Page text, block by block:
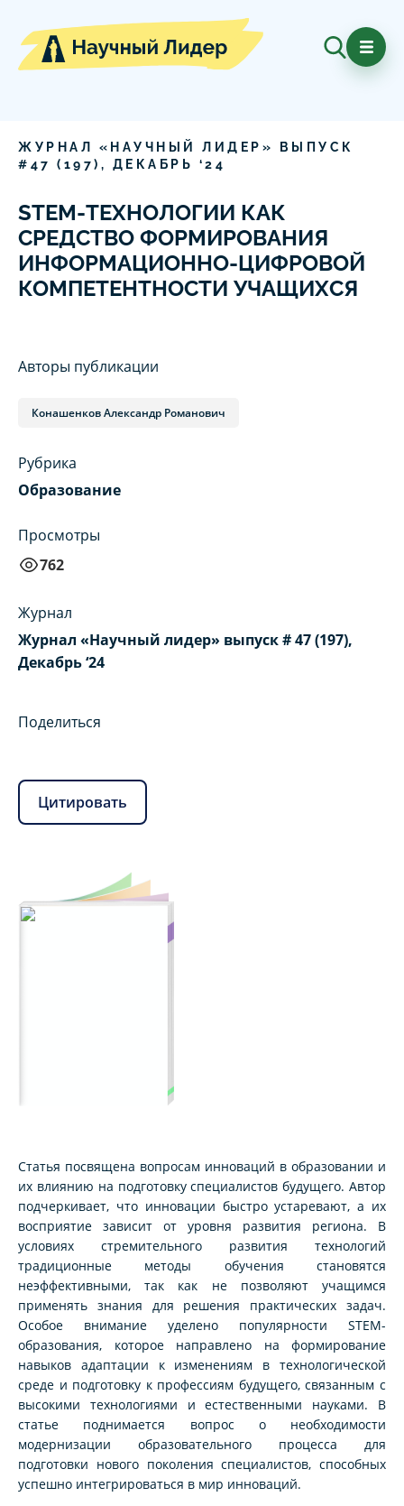
ЖУРНАЛ «НАУЧНЫЙ ЛИДЕР» ВЫПУСК
# 47 ( 197), ДЕКАБРЬ ‘24
STEM-ТЕХНОЛОГИИ КАК
СРЕДСТВО ФОРМИРОВАНИЯ
ИНФОРМАЦИОННО-ЦИФРОВОЙ
КОМПЕТЕНТНОСТИ УЧАЩИХСЯ
Авторы публикации
Конашенков Александр Романович
Рубрика
Образование
Просмотры
762
Журнал
Журнал «Научный лидер» выпуск # 47 (197),
Декабрь ‘24
Поделиться
Цитировать
Статья посвящена вопросам инноваций в образовании и
их влиянию на подготовку специалистов будущего. Автор
подчеркивает, что инновации быстро устаревают, а их
восприятие зависит от уровня развития региона. В
условиях стремительного развития технологий
традиционные методы обучения становятся
неэффективными, так как не позволяют учащимся
применять знания для решения практических задач.
Особое внимание уделено популярности STEM-
образования, которое направлено на формирование
навыков адаптации к изменениям в технологической
среде и подготовку к профессиям будущего, связанным с
высокими технологиями и естественными науками. В
статье поднимается вопрос о необходимости
модернизации образовательного процесса для
подготовки нового поколения специалистов, способных
успешно интегрироваться в мир инноваций.